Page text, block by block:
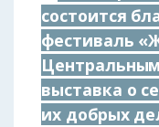
состоится
фестиваль
выставка о
их добрых